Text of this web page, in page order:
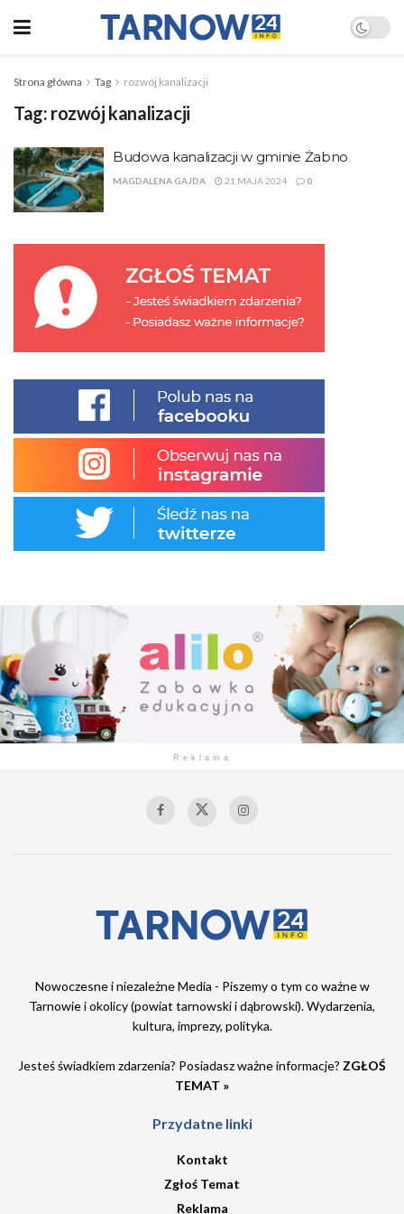
Strona główna Tag rozwój kanalizacji
Tag: rozwój kanalizacji
Budowa kanalizacji w gminie Żabno
MAGDALENA GAJDA 21 MAJA 2024 0
Reklama
Nowoczesne i niezależne Media - Piszemy o tym co ważne w
Tarnowie i okolicy (powiat tarnowski i dąbrowski). Wydarzenia,
kultura, imprezy, polityka.
Jesteś świadkiem zdarzenia? Posiadasz ważne informacje? ZGŁOŚ
TEMAT »
Przydatne linki
Kontakt
Zgłoś Temat
Reklama